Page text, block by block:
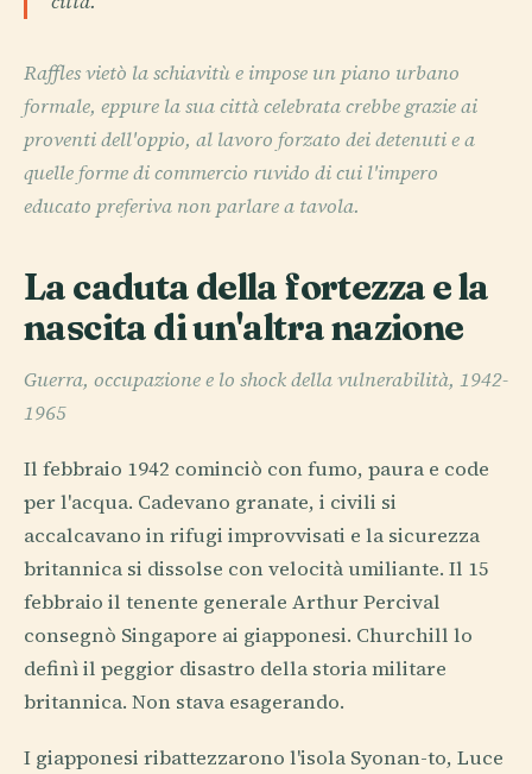
Raffles vietò la schiavitù e impose un piano urbano
formale, eppure la sua città celebrata crebbe grazie ai
proventi dell'oppio, al lavoro forzato dei detenuti e a
quelle forme di commercio ruvido di cui l'impero
educato preferiva non parlare a tavola.
La caduta della fortezza e la
nascita di un'altra nazione
Guerra, occupazione e lo shock della vulnerabilità, 1942-
1965
Il febbraio 1942 cominciò con fumo, paura e code
per l'acqua. Cadevano granate, i civili si
accalcavano in rifugi improvvisati e la sicurezza
britannica si dissolse con velocità umiliante. Il 15
febbraio il tenente generale Arthur Percival
consegnò Singapore ai giapponesi. Churchill lo
definì il peggior disastro della storia militare
britannica. Non stava esagerando.
I giapponesi ribattezzarono l'isola Syonan-to, Luce